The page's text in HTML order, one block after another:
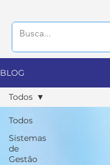
BLOG
Todos
Sistemas
de
Gestão
Todos